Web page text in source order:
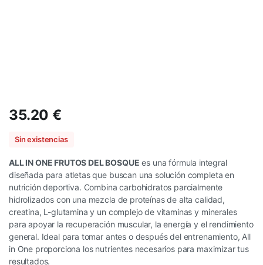
35.20€
Sin existencias
ALL IN ONE FRUTOS DEL BOSQUE es una fórmula integral
diseñada para atletas que buscan una solución completa en
nutrición deportiva. Combina carbohidratos parcialmente
hidrolizados con una mezcla de proteínas de alta calidad,
creatina, L-glutamina y un complejo de vitaminas y minerales
para apoyar la recuperación muscular, la energía y el rendimiento
general. Ideal para tomar antes o después del entrenamiento, All
in One proporciona los nutrientes necesarios para maximizar tus
resultados.